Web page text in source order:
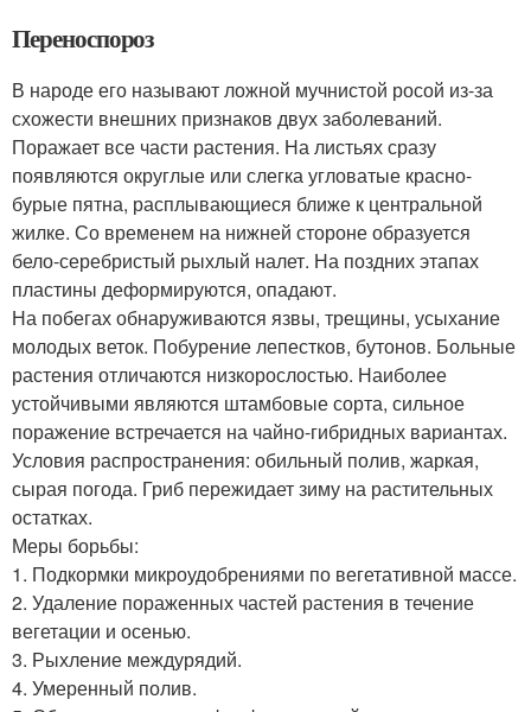
Переноспороз
В народе его называют ложной мучнистой росой из-за
схожести внешних признаков двух заболеваний.
Поражает все части растения. На листьях сразу
появляются округлые или слегка угловатые красно-
бурые пятна, расплывающиеся ближе к центральной
жилке. Со временем на нижней стороне образуется
бело-серебристый рыхлый налет. На поздних этапах
пластины деформируются, опадают.
На побегах обнаруживаются язвы, трещины, усыхание
молодых веток. Побурение лепестков, бутонов. Больные
растения отличаются низкорослостью. Наиболее
устойчивыми являются штамбовые сорта, сильное
поражение встречается на чайно-гибридных вариантах.
Условия распространения: обильный полив, жаркая,
сырая погода. Гриб пережидает зиму на растительных
остатках.
Меры борьбы:
1. Подкормки микроудобрениями по вегетативной массе.
2. Удаление пораженных частей растения в течение
вегетации и осенью.
3. Рыхление междурядий.
4. Умеренный полив.